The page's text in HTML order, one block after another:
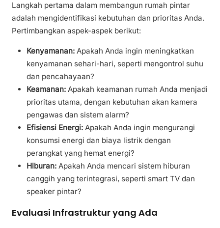
Langkah pertama dalam membangun rumah pintar
adalah mengidentifikasi kebutuhan dan prioritas Anda.
Pertimbangkan aspek-aspek berikut:
Kenyamanan: Apakah Anda ingin meningkatkan
kenyamanan sehari-hari, seperti mengontrol suhu
dan pencahayaan?
Keamanan: Apakah keamanan rumah Anda menjadi
prioritas utama, dengan kebutuhan akan kamera
pengawas dan sistem alarm?
Efisiensi Energi: Apakah Anda ingin mengurangi
konsumsi energi dan biaya listrik dengan
perangkat yang hemat energi?
Hiburan: Apakah Anda mencari sistem hiburan
canggih yang terintegrasi, seperti smart TV dan
speaker pintar?
Evaluasi Infrastruktur yang Ada